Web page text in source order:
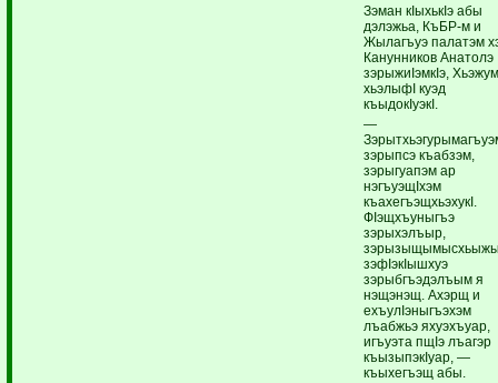
Зэман кIыхькIэ абы
дэлэжьа, КъБР-м и
Жылагъуэ палатэм
Канунников Анатолэ
зэрыжиIэмкIэ,
хьэлыфI куэд
къыдокIуэкI.
—
зэрыпсэ къабзэм,
зэрыгуапэм ар
нэгъуэщIхэм
къахегъэщхьэхукI.
ФIэщхъуныгъэ
зэрыхэлъыр,
зэфIэкIышхуэ
зэрыбгъэдэлъым я
нэщэнэщ. Ахэрщ и
ехъулIэныгъэхэм
лъабжьэ яхуэхъуар,
игъуэта пщIэ лъагэр
къызыпэкIуар, —
къыхегъэщ абы.